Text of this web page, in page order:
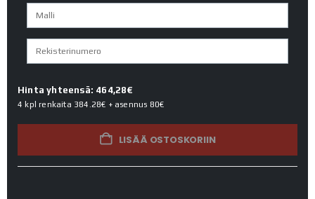
Hinta yhteensä: 464,28€
4 kpl renkaita 384.28€ + asennus 80€
LISÄÄ OSTOSKORIIN